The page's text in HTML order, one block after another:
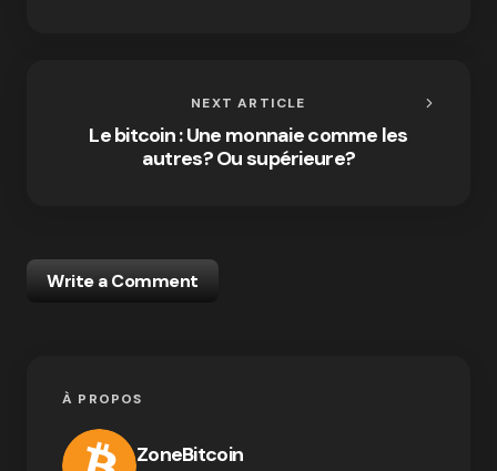
NEXT ARTICLE
Le bitcoin : Une monnaie comme les
autres? Ou supérieure?
Write a Comment
À PROPOS
ZoneBitcoin